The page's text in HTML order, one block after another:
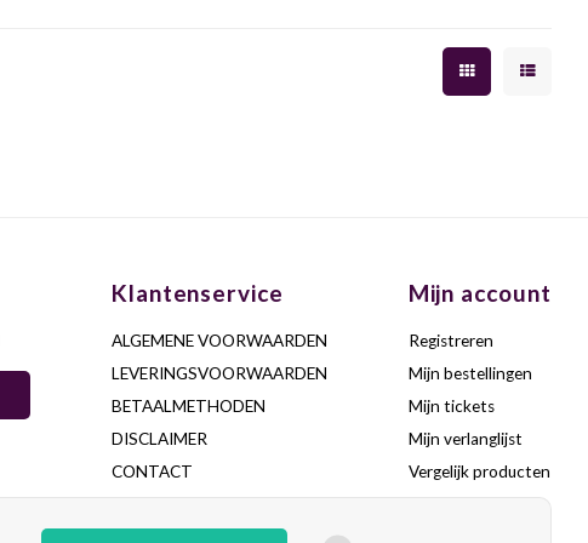
Klantenservice
ALGEMENE VOORWAARDEN
LEVERINGSVOORWAARDEN
BETAALMETHODEN
DISCLAIMER
CONTACT
Mijn account
Registreren
Mijn bestellingen
Mijn tickets
Mijn verlanglijst
Vergelijk producten